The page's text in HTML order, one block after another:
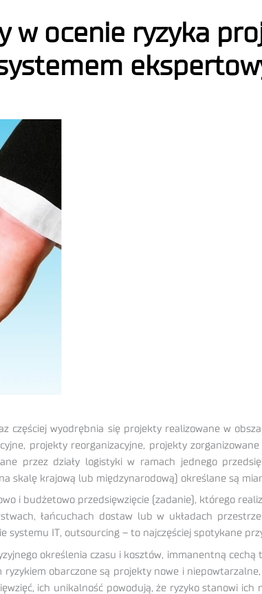
w ocenie ryzyka
częściej wyodrębnia się projekty realizowane w
projekty reorganizacyjne, projekty
przez działy logistyki w ramach jednego
skalę krajową lub międzynarodową) określane są
i budżetowo przedsięwzięcie (zadanie), którego
łańcuchach dostaw lub w układach
IT, outsourcing – to najczęściej spotykane
określenia czasu i kosztów, immanentną
obarczone są projekty nowe i
ich unikalność powodują, że ryzyko stanowi ich